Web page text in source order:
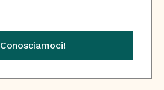
Conosciamoci!